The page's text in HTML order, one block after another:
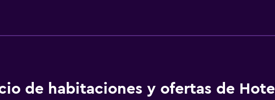
de habitaciones y ofertas de Hotel